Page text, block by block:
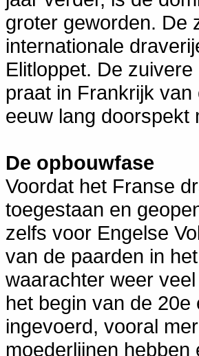
groter geworden. De
internationale
Elitloppet. De
praat in Frankrijk
eeuw lang doorspekt
De opbouwfase
Voordat het Franse
toegestaan en
zelfs voor Engelse
van de paarden in
waarachter weer
het begin van de
ingevoerd, vooral
moederlijnen